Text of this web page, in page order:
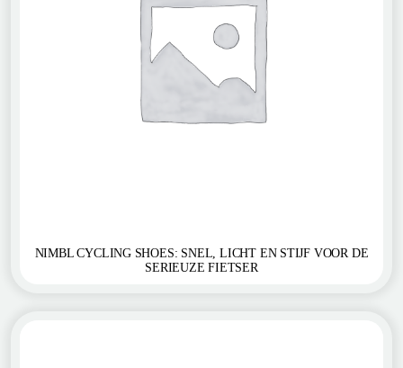
NIMBL CYCLING SHOES: SNEL, LICHT EN STIJF VOOR DE
SERIEUZE FIETSER